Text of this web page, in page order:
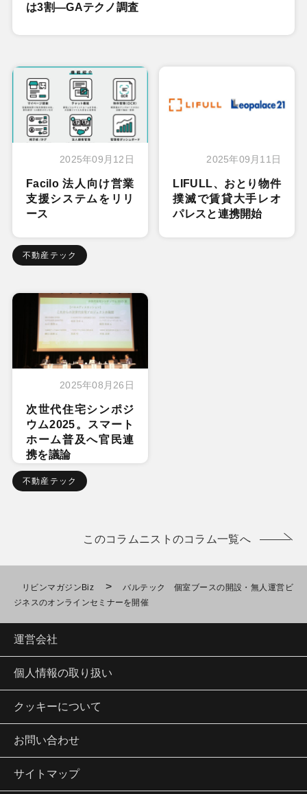
は3割―GAテクノ調査
2025年09月12日
Facilo 法人向け営業
支援システムをリリ
ース
不動産テック
2025年09月11日
LIFULL、おとり物件
撲滅で賃貸大手レオ
パレスと連携開始
2025年08月26日
次世代住宅シンポジ
ウム2025。スマート
ホーム普及へ官民連
携を議論
不動産テック
このコラムニストのコラム一覧へ
リビンマガジンBiz >
バルテック 個室ブースの開設・無人運営ビ
ジネスのオンラインセミナーを開催
運営会社
個人情報の取り扱い
クッキーについて
お問い合わせ
サイトマップ